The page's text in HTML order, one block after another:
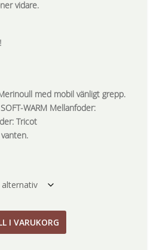
vidare.
med mobil vänligt grepp.
WARM Mellanfoder:
Tricot
I VARUKORG